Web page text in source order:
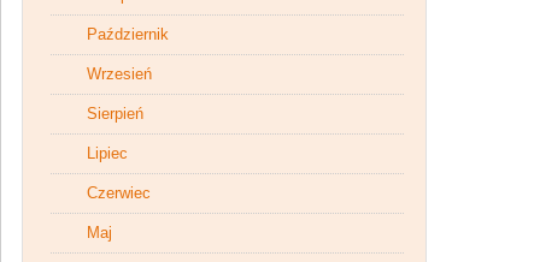
Październik
Wrzesień
Sierpień
Lipiec
Czerwiec
Maj